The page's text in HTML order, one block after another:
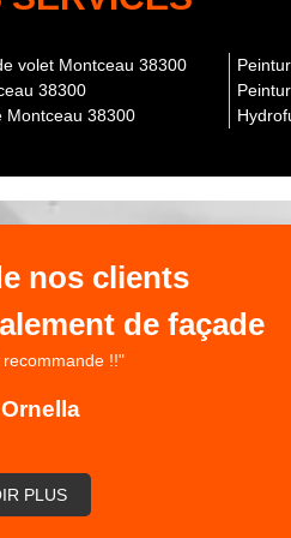
façade des diverses
compétences
comme notre entreprise
selon l’analyse
endommagés, et la
une mise en peinture. Une
main vos travaux
techniques peu importe
le domaine, pour
volet Montceau 38300
38300
Montceau 38300
nos clients
de façade
!!"
PLUS